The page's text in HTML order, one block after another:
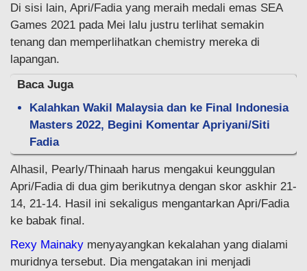
Di sisi lain, Apri/Fadia yang meraih medali emas SEA
Games 2021 pada Mei lalu justru terlihat semakin
tenang dan memperlihatkan chemistry mereka di
lapangan.
Baca Juga
Kalahkan Wakil Malaysia dan ke Final Indonesia
Masters 2022, Begini Komentar Apriyani/Siti
Fadia
Alhasil, Pearly/Thinaah harus mengakui keunggulan
Apri/Fadia di dua gim berikutnya dengan skor askhir 21-
14, 21-14. Hasil ini sekaligus mengantarkan Apri/Fadia
ke babak final.
Rexy Mainaky menyayangkan kekalahan yang dialami
muridnya tersebut. Dia mengatakan ini menjadi